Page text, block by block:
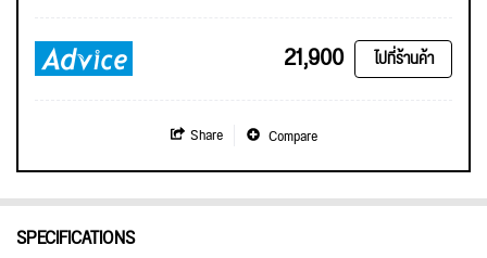
21,900 ไปที่ร้านค้า
Share Compare
SPECIFICATIONS